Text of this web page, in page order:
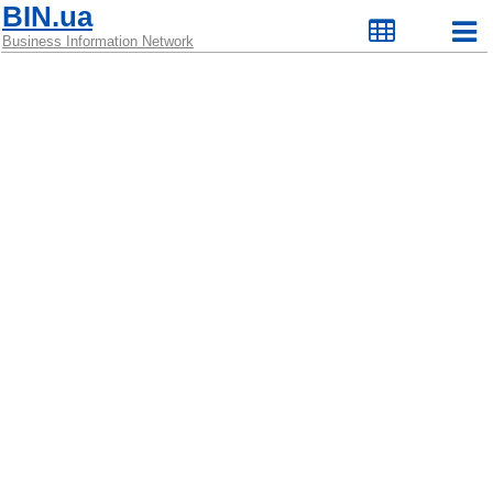
BIN.ua
Business Information Network